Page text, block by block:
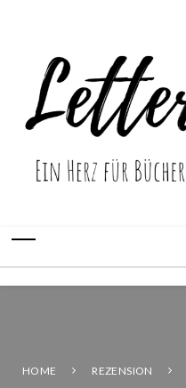
HOME
REZENSION